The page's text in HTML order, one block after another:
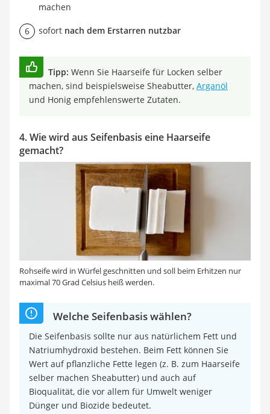
machen
sofort nach dem Erstarren nutzbar
Tipp: Wenn Sie Haarseife für Locken selber
machen, sind beispielsweise Sheabutter, Arganöl
und Honig empfehlenswerte Zutaten.
4. Wie wird aus Seifenbasis eine Haarseife
gemacht?
Rohseife wird in Würfel geschnitten und soll beim Erhitzen nur
maximal 70 Grad Celsius heiß werden.
Welche Seifenbasis wählen?
Die Seifenbasis sollte nur aus natürlichem Fett und
Natriumhydroxid bestehen. Beim Fett können Sie
Wert auf pflanzliche Fette legen (z. B. zum Haarseife
selber machen Sheabutter) und auch auf
Bioqualität, die vor allem für Umwelt weniger
Dünger und Biozide bedeutet.